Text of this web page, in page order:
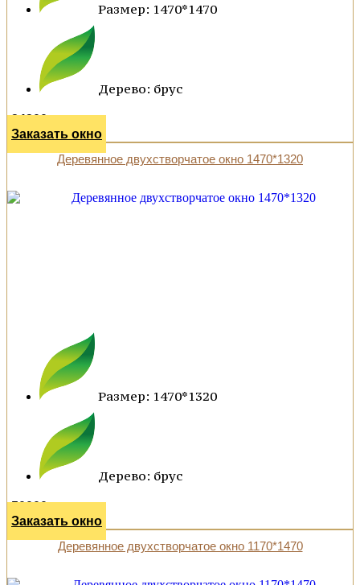
Размер: 1470*1470
Дерево: брус
34200 р.
Заказать окно
Деревянное двухстворчатое окно 1470*1320
Размер: 1470*1320
Дерево: брус
50000 р.
Заказать окно
Деревянное двухстворчатое окно 1170*1470